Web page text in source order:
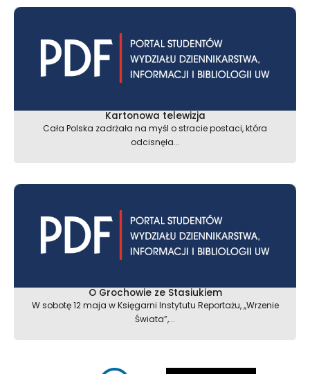
Kartonowa telewizja
Cała Polska zadrżała na myśl o stracie postaci, która
odcisnęła...
O Grochowie ze Stasiukiem
W sobotę 12 maja w Księgarni Instytutu Reportażu, ,,Wrzenie
Świata”,...